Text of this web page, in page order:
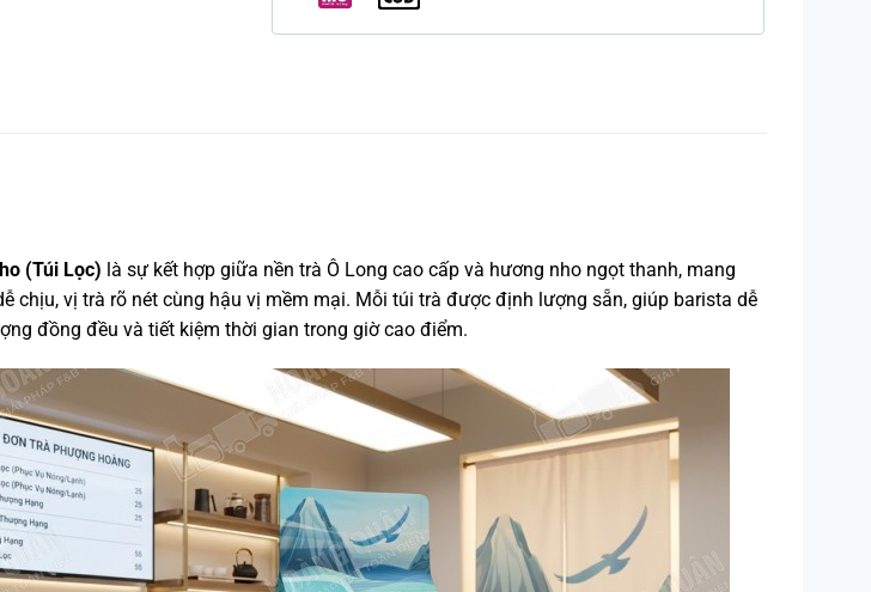
(Túi Lọc) là sự kết hợp giữa nền trà Ô Long cao cấp và hương nho ngọt thanh, mang
chịu, vị trà rõ nét cùng hậu vị mềm mại. Mỗi túi trà được định lượng sẵn, giúp barista dễ
đồng đều và tiết kiệm thời gian trong giờ cao điểm.